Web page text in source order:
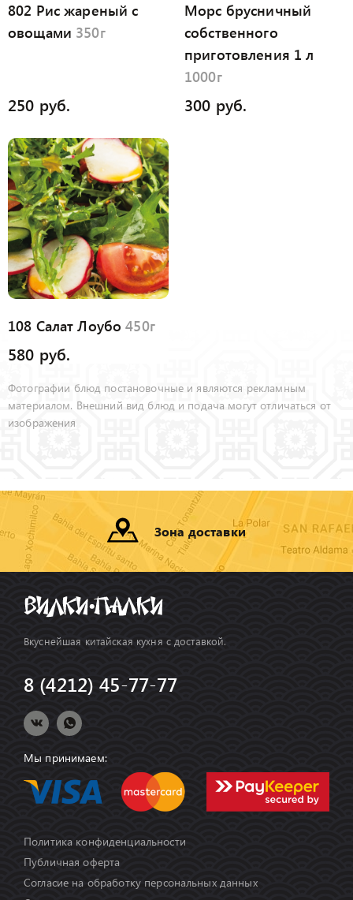
802 Рис жареный с
овощами 350г
250 руб.
Морс брусничный
собственного
приготовления 1 л
1000г
300 руб.
108 Салат Лоубо450г
580 руб.
Фотографии блюд постановочные и являются рекламным
материалом. Внешний вид блюд и подача могут отличаться от
изображения
Зона доставки
Вкуснейшая китайская кухня с доставкой.
8 (4212) 45-77-77
Мы принимаем:
Политика конфиденциальности
Публичная оферта
Согласие на обработку персональных данных